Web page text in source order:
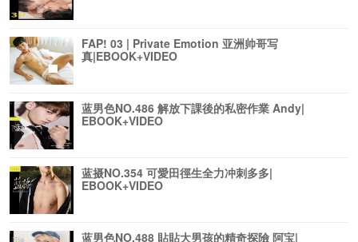
FAP! 03 | Private Emotion 亚洲帅哥写
真|EBOOK+VIDEO
蓝男色NO.486 解放下課後的私密作業 Andy|
EBOOK+VIDEO
蓝摄NO.354 可愛田徑生全力冲刺多多|
EBOOK+VIDEO
蓝男色NO.488 貼貼大男孩的精奇探險 阿宝|